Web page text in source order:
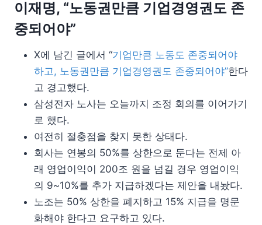
이재명, “노동권만큼 기업경영권도 존
중되어야”
X에 남긴 글에서 “기업만큼 노동도 존중되어야
하고, 노동권만큼 기업경영권도 존중되어야”한다
고 경고했다.
삼성전자 노사는 오늘까지 조정 회의를 이어가기
로 했다.
여전히 절충점을 찾지 못한 상태다.
회사는 연봉의 50%를 상한으로 둔다는 전제 아
래 영업이익이 200조 원을 넘길 경우 영업이익
의 9~10%를 추가 지급하겠다는 제안을 내놨다.
노조는 50% 상한을 폐지하고 15% 지급을 명문
화해야 한다고 요구하고 있다.